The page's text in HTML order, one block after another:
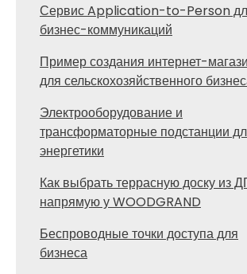
Сервис Application-to-Person
бизнес-коммуникаций
Пример создания интернет-
для сельскохозяйственного
Электрооборудование и
трансформаторные подстанции
энергетики
Как выбрать террасную доску из
напрямую у WOODGRAND
Беспроводные точки доступа для
бизнеса